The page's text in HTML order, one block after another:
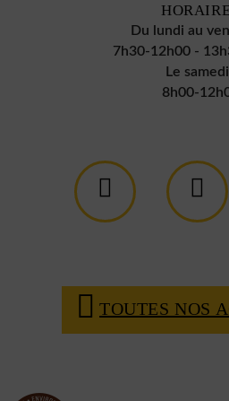
Du lundi au
7h30-12h00 -
Le
8h00-
TOUTES NOS